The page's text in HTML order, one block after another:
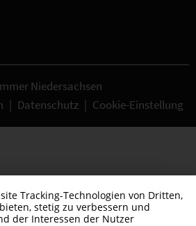
Niedersachsen
| Datenschutz | Cookie-Einstellung
Tracking-Technologien von Dritten,
stetig zu verbessern und
der Interessen der Nutzer